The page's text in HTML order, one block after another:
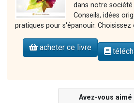
dans notre
Conseils, idées
pratiques pour s'épanouir. Choisissez
acheter ce livre
Avez-vous aimé